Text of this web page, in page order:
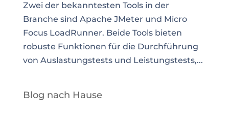
Zwei der bekanntesten Tools in der
Branche sind Apache JMeter und Micro
Focus LoadRunner. Beide Tools bieten
robuste Funktionen für die Durchführung
von Auslastungstests und Leistungstests,...
Blog nach Hause